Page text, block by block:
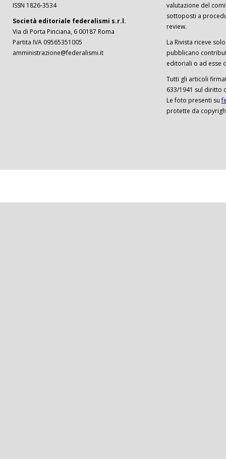
ISSN 1826-3534
Società editoriale federalismi s.r.l.
Via di Porta Pinciana, 6 00187 Roma
Partita IVA 09565351005
amministrazione@federalismi.it
valutazione del
sottoposti a
review.
La Rivista riceve
pubblicano
editoriali o ad esse
Tutti gli articoli
633/1941 sul diritto
Le foto presenti su
protette da